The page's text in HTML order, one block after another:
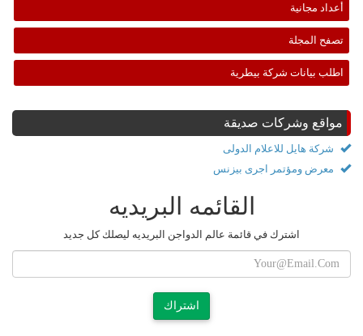
أعداد مجانية
تصفح المجلة
اطلب بيانات شركة بيطرية
مواقع وشركات صديقة
شركة هايل للاعلام الدولى
معرض ومؤتمر اجرى بيزنس
القائمه البريديه
اشترك في قائمة عالم الدواجن البريديه ليصلك كل جديد
اشتراك